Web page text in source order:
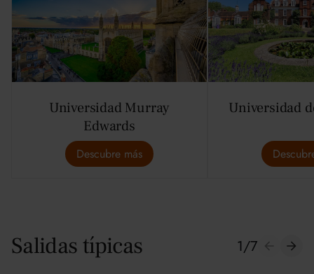
Universidad Murray
Edwards
Descubre más
Universidad
Salidas típicas 1/7